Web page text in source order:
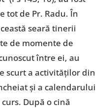
tot de Pr. Radu. În
seară tinerii
de momente de
între ei, au
scurt a activităților din
și a calendarului
După o cină